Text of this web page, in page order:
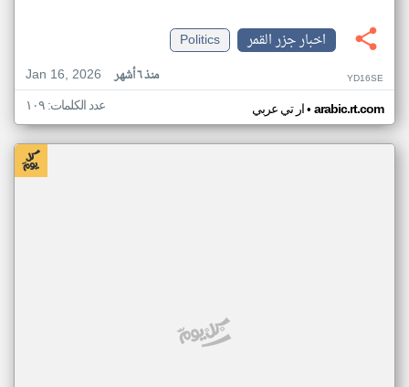
اخبار جزر القمر
Politics
Jan 16, 2026
منذ ٦ أشهر YD16SE
ار تي عربي• arabic.rt.com عدد الكلمات: ١٠٩